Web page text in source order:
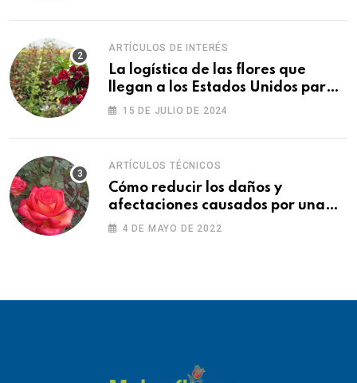
ARTÍCULOS DE INTERÉS
La logística de las flores que
llegan a los Estados Unidos para
las fiestas
15 DE JULIO DE 2024
ARTÍCULOS TÉCNICOS
Cómo reducir los daños y
afectaciones causados por una
fitotoxicidad
4 DE MAYO DE 2022